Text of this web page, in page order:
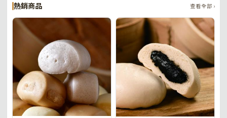
熱銷商品 查看全部 ›